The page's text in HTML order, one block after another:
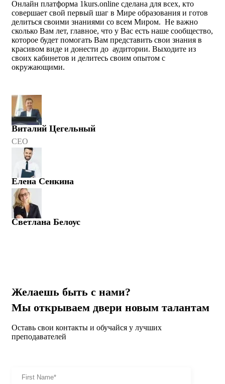
Онлайн платформа 1kurs.online сделана для всех, кто
совершает свой первый шаг в Мире образования и готов
делиться своими знаниями со всем Миром. Не важно
сколько Вам лет, главное, что у Вас есть наше сообщество,
которое будет помогать Вам представить свои знания в
красивом виде и донести до аудитории. Выходите из
своих кабинетов и делитесь своим опытом с
окружающими.
Виталий Цегельный
CEO
Елена Сенкина
Светлана Белоус
Желаешь быть с нами?
Мы открываем двери новым талантам
Оставь свои контакты и обучайся у лучших
преподавателей